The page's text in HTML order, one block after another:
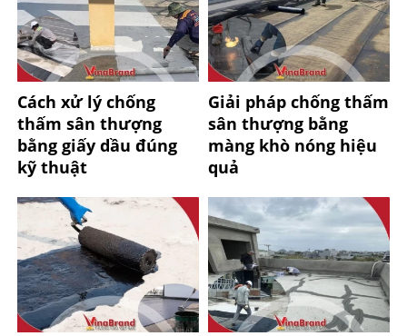
Cách xử lý chống
thấm sân thượng
bằng giấy dầu đúng
kỹ thuật
Giải pháp chống thấm
sân thượng bằng
màng khò nóng hiệu
quả